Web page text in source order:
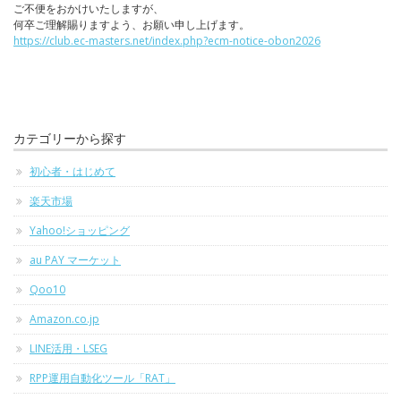
ご不便をおかけいたしますが、
何卒ご理解賜りますよう、お願い申し上げます。
https://club.ec-masters.net/index.php?ecm-notice-obon2026
カテゴリーから探す
初心者・はじめて
楽天市場
Yahoo!ショッピング
au PAY マーケット
Qoo10
Amazon.co.jp
LINE活用・LSEG
RPP運用自動化ツール「RAT」